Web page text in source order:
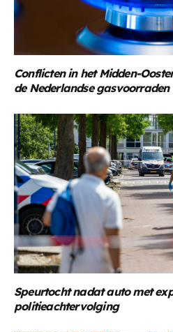
Conflicten in het Midden-
de Nederlandse
Speurtocht nadat auto met
politieachtervolging